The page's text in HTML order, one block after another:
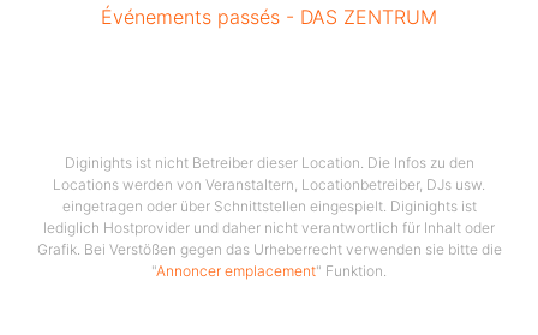
Événements passés - DAS ZENTRUM
Diginights ist nicht Betreiber dieser Location. Die Infos zu den
Locations werden von Veranstaltern, Locationbetreiber, DJs usw.
eingetragen oder über Schnittstellen eingespielt. Diginights ist
lediglich Hostprovider und daher nicht verantwortlich für Inhalt oder
Grafik. Bei Verstößen gegen das Urheberrecht verwenden sie bitte die
"Annoncer emplacement" Funktion.